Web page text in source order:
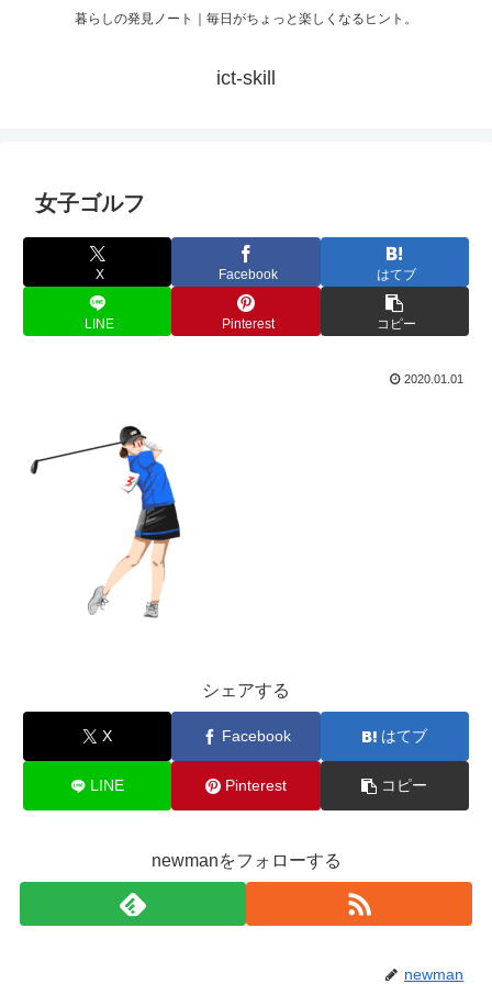
暮らしの発見ノート｜毎日がちょっと楽しくなるヒント。
ict-skill
女子ゴルフ
X Facebook はてブ
LINE Pinterest コピー
2020.01.01
シェアする
X Facebook はてブ
LINE Pinterest コピー
newmanをフォローする
newman